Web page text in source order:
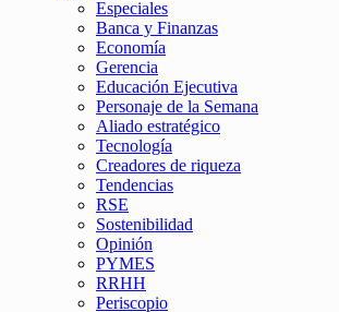
Especiales
Banca y Finanzas
Economía
Gerencia
Educación Ejecutiva
Personaje de la Semana
Aliado estratégico
Tecnología
Creadores de riqueza
Tendencias
RSE
Sostenibilidad
Opinión
PYMES
RRHH
Periscopio